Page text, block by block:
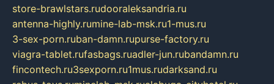
store-brawlstars.rudooraleksandria.ru
antenna-highly.rumine-lab-msk.ru1-mus.ru
3-sex-porn.ruban-damn.rupurse-factory.ru
viagra-tablet.rufasbags.ruadler-jun.rubandamn.ru
fincontech.ru3sexporn.ru1mus.rudarksand.ru